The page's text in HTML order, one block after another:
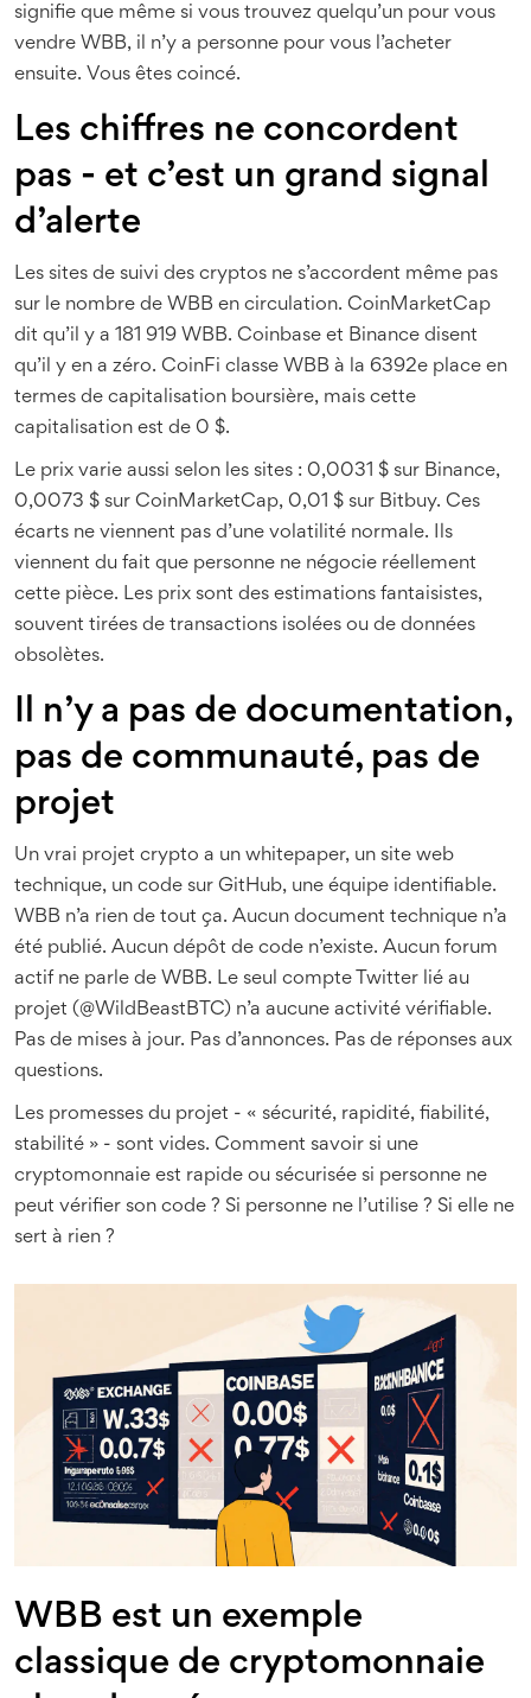
signifie que même si vous trouvez quelqu’un pour vous
vendre WBB, il n’y a personne pour vous l’acheter
ensuite. Vous êtes coincé.
Les chiffres ne concordent
pas - et c’est un grand signal
d’alerte
Les sites de suivi des cryptos ne s’accordent même pas
sur le nombre de WBB en circulation. CoinMarketCap
dit qu’il y a 181 919 WBB. Coinbase et Binance disent
qu’il y en a zéro. CoinFi classe WBB à la 6392e place en
termes de capitalisation boursière, mais cette
capitalisation est de 0 $.
Le prix varie aussi selon les sites : 0,0031 $ sur Binance,
0,0073 $ sur CoinMarketCap, 0,01 $ sur Bitbuy. Ces
écarts ne viennent pas d’une volatilité normale. Ils
viennent du fait que personne ne négocie réellement
cette pièce. Les prix sont des estimations fantaisistes,
souvent tirées de transactions isolées ou de données
obsolètes.
Il n’y a pas de documentation,
pas de communauté, pas de
projet
Un vrai projet crypto a un whitepaper, un site web
technique, un code sur GitHub, une équipe identifiable.
WBB n’a rien de tout ça. Aucun document technique n’a
été publié. Aucun dépôt de code n’existe. Aucun forum
actif ne parle de WBB. Le seul compte Twitter lié au
projet (@WildBeastBTC) n’a aucune activité vérifiable.
Pas de mises à jour. Pas d’annonces. Pas de réponses aux
questions.
Les promesses du projet - « sécurité, rapidité, fiabilité,
stabilité » - sont vides. Comment savoir si une
cryptomonnaie est rapide ou sécurisée si personne ne
peut vérifier son code ? Si personne ne l’utilise ? Si elle ne
sert à rien ?
WBB est un exemple
classique de cryptomonnaie